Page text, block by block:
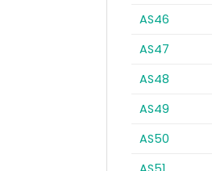
AS46
AS47
AS48
AS49
AS50